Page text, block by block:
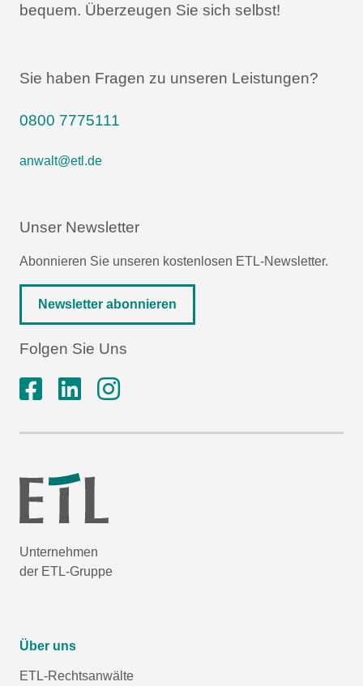
bequem. Überzeugen Sie sich selbst!
Sie haben Fragen zu unseren Leistungen?
0800 7775111
anwalt@etl.de
Unser Newsletter
Abonnieren Sie unseren kostenlosen ETL-Newsletter.
Newsletter abonnieren
Folgen Sie Uns
Unternehmen
der ETL-Gruppe
Über uns
ETL-Rechtsanwälte